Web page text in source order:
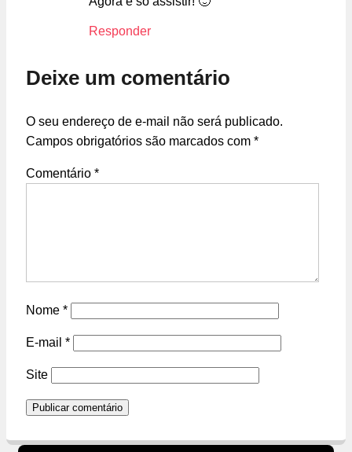
Responder
Deixe um comentário
O seu endereço de e-mail não será publicado.
Campos obrigatórios são marcados com *
Comentário *
Nome *
E-mail *
Site